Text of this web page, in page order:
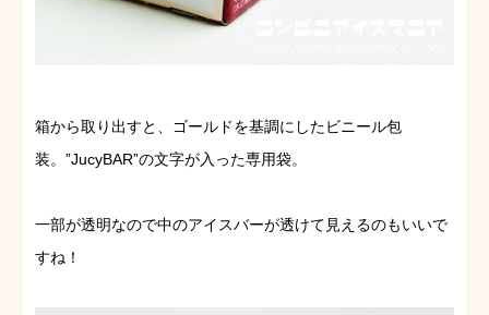
箱から取り出すと、ゴールドを基調にしたビニール包
装。”JucyBAR”の文字が入った専用袋。
一部が透明なので中のアイスバーが透けて見えるのもいいで
すね！